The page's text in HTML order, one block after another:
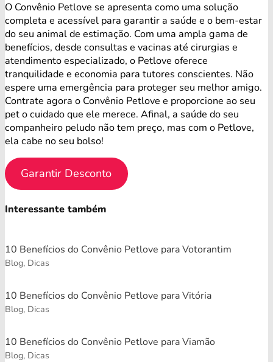
O Convênio Petlove se apresenta como uma solução
completa e acessível para garantir a saúde e o bem-estar
do seu animal de estimação. Com uma ampla gama de
benefícios, desde consultas e vacinas até cirurgias e
atendimento especializado, o Petlove oferece
tranquilidade e economia para tutores conscientes. Não
espere uma emergência para proteger seu melhor amigo.
Contrate agora o Convênio Petlove e proporcione ao seu
pet o cuidado que ele merece. Afinal, a saúde do seu
companheiro peludo não tem preço, mas com o Petlove,
ela cabe no seu bolso!
Garantir Desconto
Interessante também
10 Benefícios do Convênio Petlove para Votorantim
Blog, Dicas
10 Benefícios do Convênio Petlove para Vitória
Blog, Dicas
10 Benefícios do Convênio Petlove para Viamão
Blog, Dicas